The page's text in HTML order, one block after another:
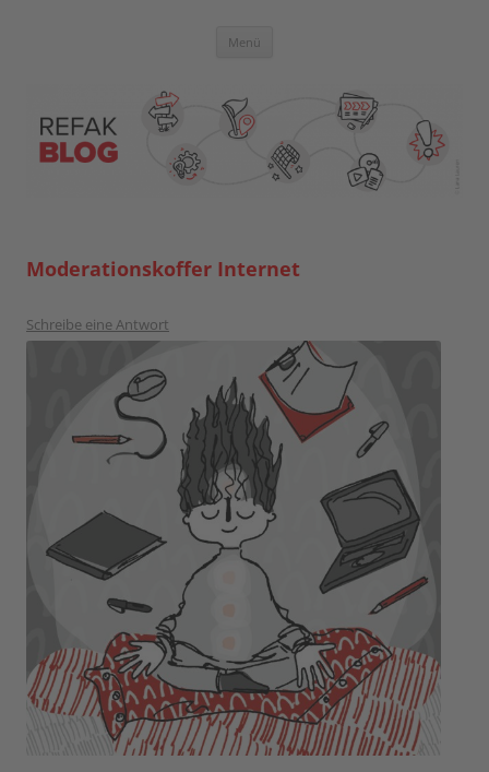
Blog der Referent:innen Akademie
Menü
Moderationskoffer Internet
Schreibe eine Antwort